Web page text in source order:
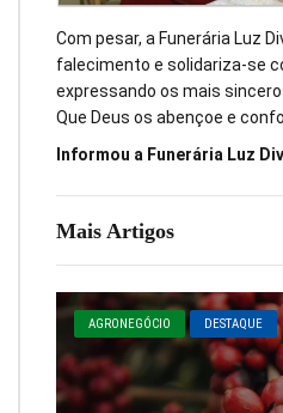
Mais Artigos
AGRONEGÓCIO DESTAQUE
Com pesar, a Funerária Luz
falecimento e solidariza-se
expressando os mais
Que Deus os abençoe e
Informou a Funerária Luz